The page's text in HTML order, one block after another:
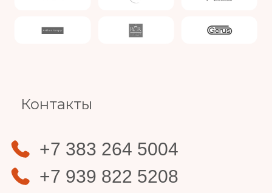
Контакты
+7 383 264 5004
+7 939 822 5208